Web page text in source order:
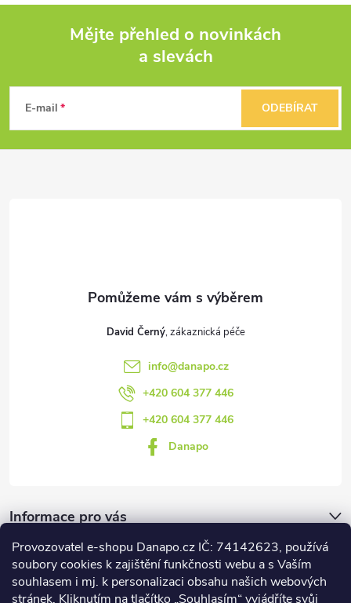
Provozovatel e-shopu Danapo.cz IČ: 74142623, používá
soubory cookies k zajištění funkčnosti webu a s Vaším
souhlasem i mj. k personalizaci obsahu našich webových
stránek. Kliknutím na tlačítko „Souhlasím“ vyjádříte svůj
p
Mějte přehled o novinkách
a slevách
E-mail ODEBÍRAT
David Černý
info@danapo.cz
+420 604 377 446
+420 604 377 446
Danapo
Informace pro vás
Dotazník